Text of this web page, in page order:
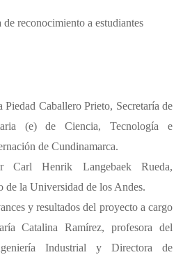
reconocimiento a estudiantes
Piedad Caballero Prieto, Secretaría de
(e) de Ciencia, Tecnología e
de Cundinamarca.
Carl Henrik Langebaek Rueda,
de la Universidad de los Andes.
y resultados del proyecto a cargo
Catalina Ramírez, profesora del
Industrial y Directora de